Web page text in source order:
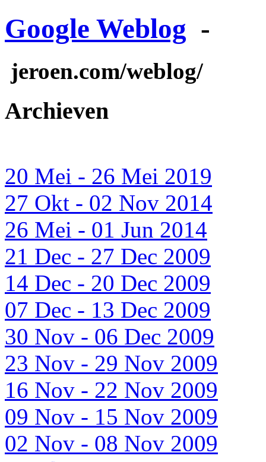
Google Weblog -
jeroen.com/weblog/
Archieven
20 Mei - 26 Mei 2019
27 Okt - 02 Nov 2014
26 Mei - 01 Jun 2014
21 Dec - 27 Dec 2009
14 Dec - 20 Dec 2009
07 Dec - 13 Dec 2009
30 Nov - 06 Dec 2009
23 Nov - 29 Nov 2009
16 Nov - 22 Nov 2009
09 Nov - 15 Nov 2009
02 Nov - 08 Nov 2009